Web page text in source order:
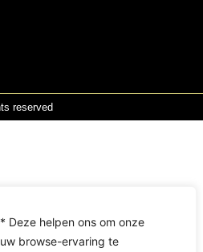
Deze helpen ons om onze
browse-ervaring te
reserved